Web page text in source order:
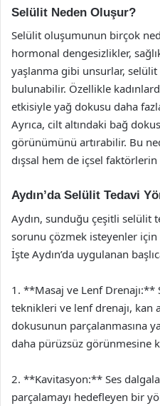
Selülit Neden Oluşur?
Selülit oluşumunun birçok
hormonal dengesizlikler,
yaşlanma gibi unsurlar,
bulunabilir. Özellikle
etkisiyle yağ dokusu daha
Ayrıca, cilt altındaki bağ
görünümünü artırabilir. Bu
dışsal hem de içsel faktörlerin
Aydın’da Selülit Tedavi
Aydın, sunduğu çeşitli selülit
sorunu çözmek isteyenler için
İşte Aydın’da uygulanan
1. **Masaj ve Lenf Drenajı:**
teknikleri ve lenf drenajı, kan
dokusunun parçalanmasına
daha pürüzsüz görünmesine
2. **Kavitasyon:** Ses
parçalamayı hedefleyen bir